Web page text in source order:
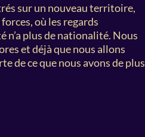
sur un nouveau territoire,
où les regards
n’a plus de nationalité. Nous
et déjà que nous allons
de ce que nous avons de plus